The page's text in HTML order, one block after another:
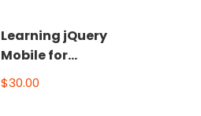
Learning jQuery
Mobile for
Beginners
$30.00